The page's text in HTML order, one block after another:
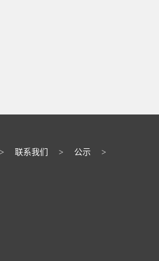
> 联系我们 > 公示 >